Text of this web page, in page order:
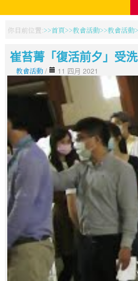
你目前位置: 首頁 教會活動 教會活動
崔苔菁「復活前夕」受洗
教會活動 / 11 四月 2021